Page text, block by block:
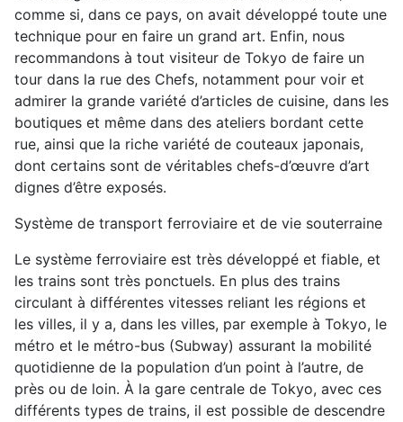
comme si, dans ce pays, on avait développé toute une
technique pour en faire un grand art. Enfin, nous
recommandons à tout visiteur de Tokyo de faire un
tour dans la rue des Chefs, notamment pour voir et
admirer la grande variété d’articles de cuisine, dans les
boutiques et même dans des ateliers bordant cette
rue, ainsi que la riche variété de couteaux japonais,
dont certains sont de véritables chefs-d’œuvre d’art
dignes d’être exposés.
Système de transport ferroviaire et de vie souterraine
Le système ferroviaire est très développé et fiable, et
les trains sont très ponctuels. En plus des trains
circulant à différentes vitesses reliant les régions et
les villes, il y a, dans les villes, par exemple à Tokyo, le
métro et le métro-bus (Subway) assurant la mobilité
quotidienne de la population d’un point à l’autre, de
près ou de loin. À la gare centrale de Tokyo, avec ces
différents types de trains, il est possible de descendre